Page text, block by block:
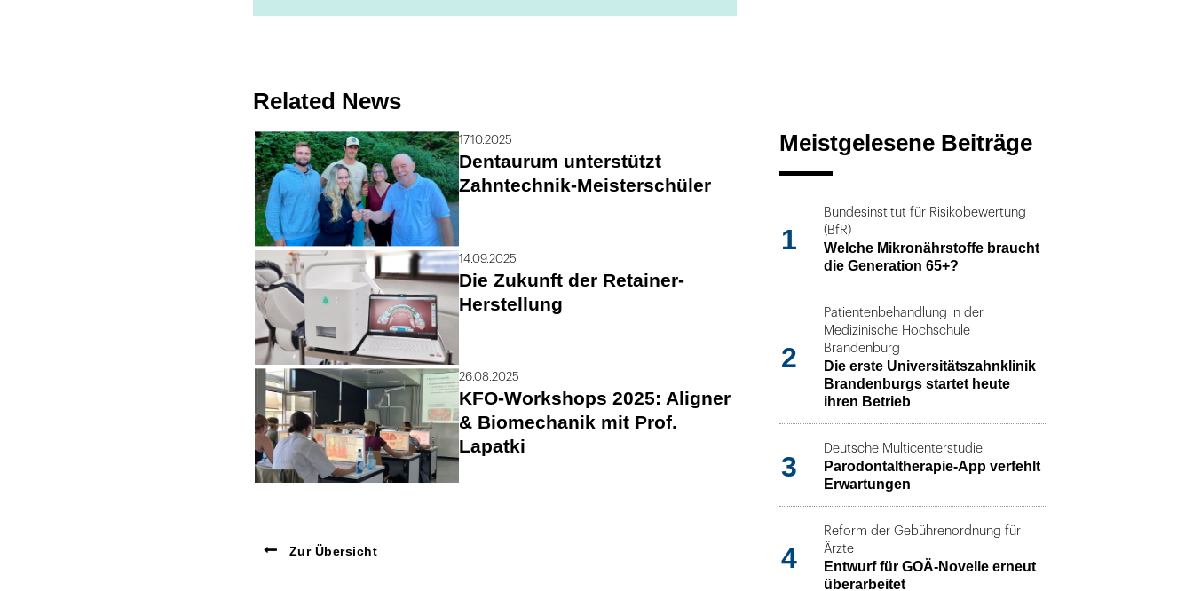
Related News
17.10.2025
Dentaurum unterstützt
Zahntechnik-Meisterschüler
14.09.2025
Die Zukunft der Retainer-
Herstellung
26.08.2025
KFO-Workshops 2025: Aligner
& Biomechanik mit Prof.
Lapatki
Zur Übersicht
Meistgelesene Beiträge
1
Bundesinstitut für Risikobewertung
(BfR)
Welche Mikronährstoffe braucht
die Generation 65+?
2
Patientenbehandlung in der
Medizinische Hochschule
Brandenburg
Die erste Universitätszahnklinik
Brandenburgs startet heute
ihren Betrieb
3
Deutsche Multicenterstudie
Parodontaltherapie-App verfehlt
Erwartungen
4
Reform der Gebührenordnung für
Ärzte
Entwurf für GOÄ-Novelle erneut
überarbeitet